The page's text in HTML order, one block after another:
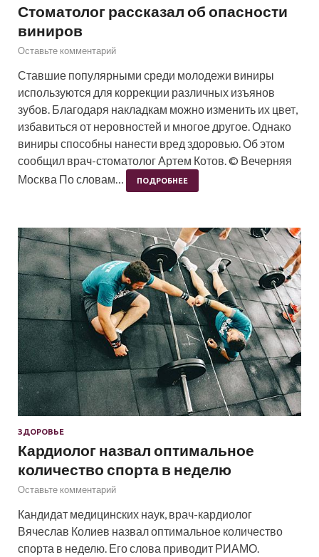
Стоматолог рассказал об опасности
виниров
Оставьте комментарий
Ставшие популярными среди молодежи виниры
используются для коррекции различных изъянов
зубов. Благодаря накладкам можно изменить их цвет,
избавиться от неровностей и многое другое. Однако
виниры способны нанести вред здоровью. Об этом
сообщил врач-стоматолог Артем Котов. © Вечерняя
Москва По словам…
ПОДРОБНЕЕ
ЗДОРОВЬЕ
Кардиолог назвал оптимальное
количество спорта в неделю
Оставьте комментарий
Кандидат медицинских наук, врач-кардиолог
Вячеслав Колиев назвал оптимальное количество
спорта в неделю. Его слова приводит РИАМО.